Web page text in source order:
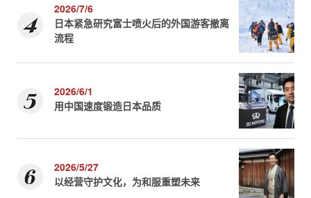
2026/7/6
日本紧急研究富士喷火后的外国游客撤离
流程
2026/6/1
用中国速度锻造日本品质
2026/5/27
以经营守护文化，为和服重塑未来